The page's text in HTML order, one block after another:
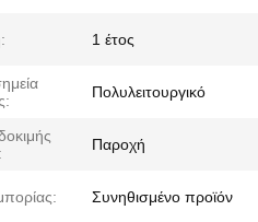
1 έτος
Πολυλειτουργικό
Παροχή
Συνηθισμένο προϊόν